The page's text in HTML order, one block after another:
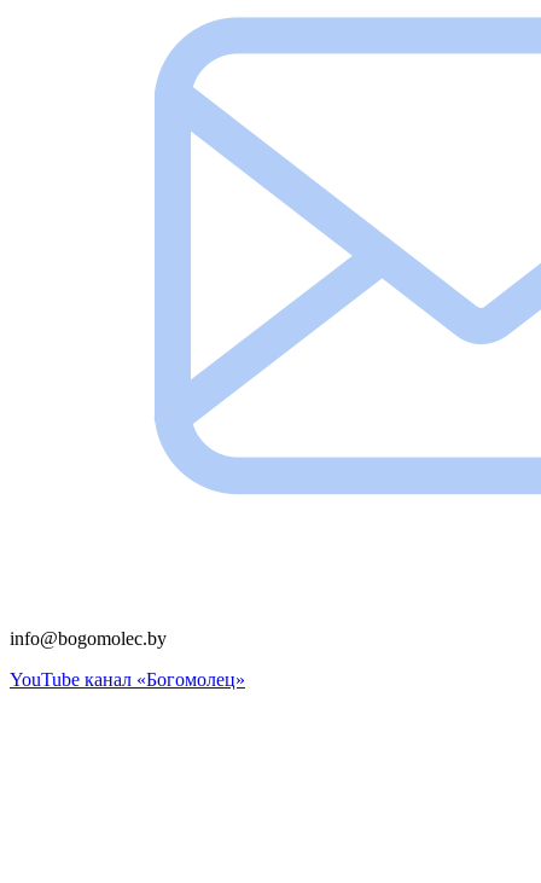
info@bogomolec.by​
YouTube канал «Богомолец»